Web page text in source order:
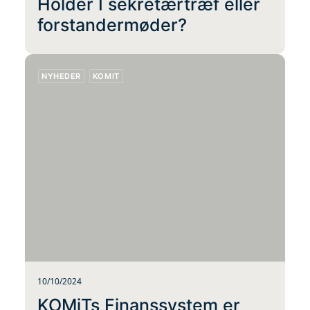
Holder I sekretærtræf eller
forstandermøder?
NYHEDER KOMIT
10/10/2024
KOMiTs Finanssystem er